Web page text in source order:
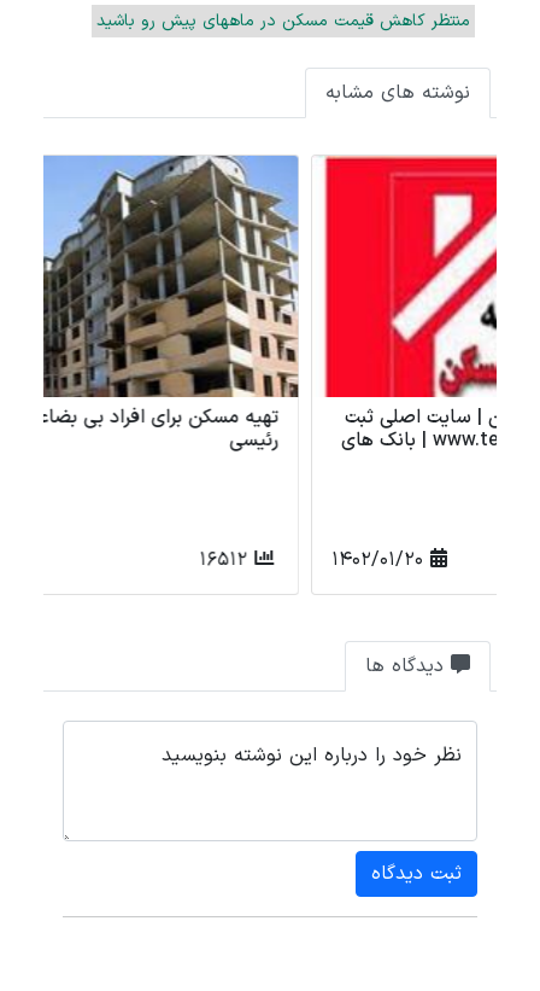
منتظر کاهش قیمت مسکن در ماههای پیش رو باشید
نوشته های مشابه
تهیه مسکن برای افراد بی بضاعت محرومان در دولت
رئیسی
16512
دیدگاه ها
نظر خود را درباره این نوشته بنویسید
ثبت دیدگاه